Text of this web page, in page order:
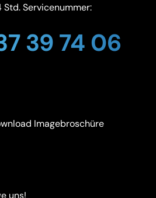
Std. Servicenummer:
39 74 06
Imagebroschüre
uns!